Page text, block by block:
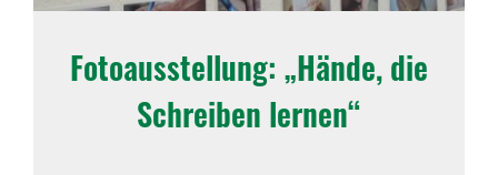
Foto­aus­stel­lung: „Hände, die
Schreiben lernen“